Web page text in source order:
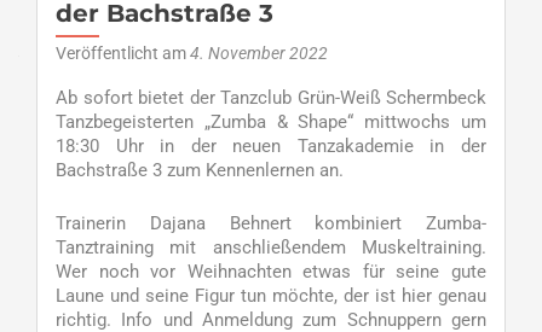
der Bachstraße 3
Veröffentlicht am4. November 2022
Ab sofort bietet der Tanzclub Grün-Weiß Schermbeck
Tanzbegeisterten „Zumba & Shape“ mittwochs um
18:30 Uhr in der neuen Tanzakademie in der
Bachstraße 3 zum Kennenlernen an.
Trainerin Dajana Behnert kombiniert Zumba-
Tanztraining mit anschließendem Muskeltraining.
Wer noch vor Weihnachten etwas für seine gute
Laune und seine Figur tun möchte, der ist hier genau
richtig. Info und Anmeldung zum Schnuppern gern